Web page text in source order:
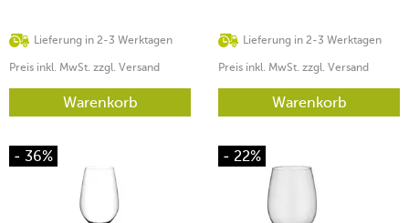
Lieferung in 2-3 Werktagen
Preis inkl. MwSt. zzgl. Versand
Warenkorb
Lieferung in 2-3 Werktagen
Preis inkl. MwSt. zzgl. Versand
Warenkorb
- 36% - 22%